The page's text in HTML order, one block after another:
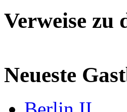
Verweise zu
Neueste